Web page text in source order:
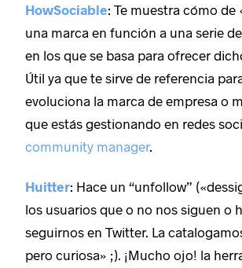
HowSociable: Te muestra cómo de
una marca en función a una serie
en los que se basa para ofrecer
Útil ya que te sirve de referencia
evoluciona la marca de empresa o
que estás gestionando en redes
community manager.
Huitter: Hace un “unfollow”
los usuarios que o no nos siguen o
seguirnos en Twitter. La
pero curiosa» ;). ¡Mucho ojo! la